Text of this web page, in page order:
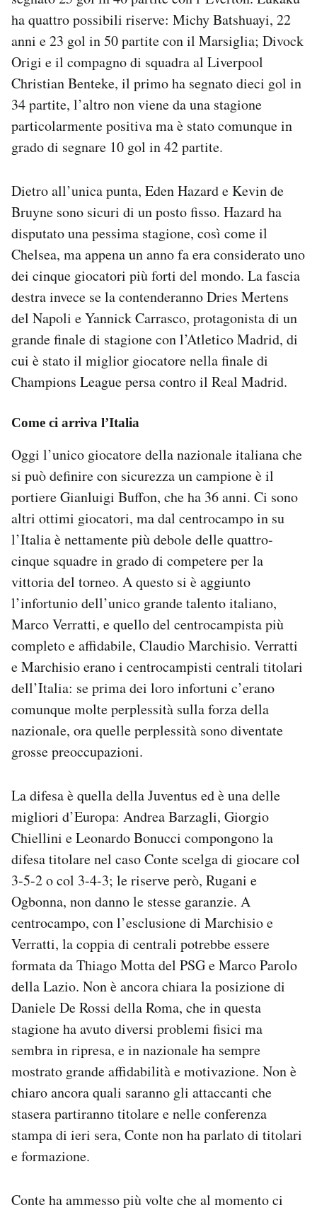
ha quattro possibili riserve: Michy Batshuayi, 22
anni e 23 gol in 50 partite con il Marsiglia; Divock
Origi e il compagno di squadra al Liverpool
Christian Benteke, il primo ha segnato dieci gol in
34 partite, l’altro non viene da una stagione
particolarmente positiva ma è stato comunque in
grado di segnare 10 gol in 42 partite.
Dietro all’unica punta, Eden Hazard e Kevin de
Bruyne sono sicuri di un posto fisso. Hazard ha
disputato una pessima stagione, così come il
Chelsea, ma appena un anno fa era considerato uno
dei cinque giocatori più forti del mondo. La fascia
destra invece se la contenderanno Dries Mertens
del Napoli e Yannick Carrasco, protagonista di un
grande finale di stagione con l’Atletico Madrid, di
cui è stato il miglior giocatore nella finale di
Champions League persa contro il Real Madrid.
Come ci arriva l’Italia
Oggi l’unico giocatore della nazionale italiana che
si può definire con sicurezza un campione è il
portiere Gianluigi Buffon, che ha 36 anni. Ci sono
altri ottimi giocatori, ma dal centrocampo in su
l’Italia è nettamente più debole delle quattro-
cinque squadre in grado di competere per la
vittoria del torneo. A questo si è aggiunto
l’infortunio dell’unico grande talento italiano,
Marco Verratti, e quello del centrocampista più
completo e affidabile, Claudio Marchisio. Verratti
e Marchisio erano i centrocampisti centrali titolari
dell’Italia: se prima dei loro infortuni c’erano
comunque molte perplessità sulla forza della
nazionale, ora quelle perplessità sono diventate
grosse preoccupazioni.
La difesa è quella della Juventus ed è una delle
migliori d’Europa: Andrea Barzagli, Giorgio
Chiellini e Leonardo Bonucci compongono la
difesa titolare nel caso Conte scelga di giocare col
3-5-2 o col 3-4-3; le riserve però, Rugani e
Ogbonna, non danno le stesse garanzie. A
centrocampo, con l’esclusione di Marchisio e
Verratti, la coppia di centrali potrebbe essere
formata da Thiago Motta del PSG e Marco Parolo
della Lazio. Non è ancora chiara la posizione di
Daniele De Rossi della Roma, che in questa
stagione ha avuto diversi problemi fisici ma
sembra in ripresa, e in nazionale ha sempre
mostrato grande affidabilità e motivazione. Non è
chiaro ancora quali saranno gli attaccanti che
stasera partiranno titolare e nelle conferenza
stampa di ieri sera, Conte non ha parlato di titolari
e formazione.
Conte ha ammesso più volte che al momento ci